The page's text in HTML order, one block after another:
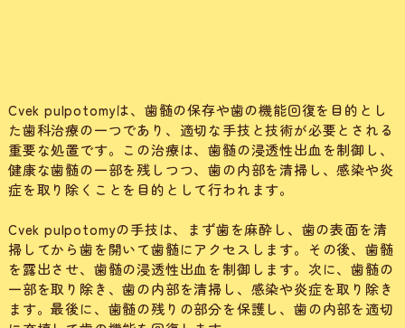
Cvek pulpotomyは、歯髄の保存や歯の機能回復を目的とし
た歯科治療の一つであり、適切な手技と技術が必要とされる
重要な処置です。この治療は、歯髄の浸透性出血を制御し、
健康な歯髄の一部を残しつつ、歯の内部を清掃し、感染や炎
症を取り除くことを目的として行われます。
Cvek pulpotomyの手技は、まず歯を麻酔し、歯の表面を清
掃してから歯を開いて歯髄にアクセスします。その後、歯髄
を露出させ、歯髄の浸透性出血を制御します。次に、歯髄の
一部を取り除き、歯の内部を清掃し、感染や炎症を取り除き
ます。最後に、歯髄の残りの部分を保護し、歯の内部を適切